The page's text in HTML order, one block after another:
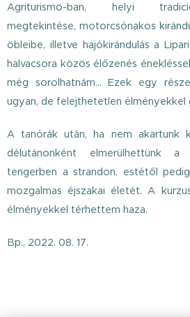
Agriturismo-ban, helyi
megtekintése, motorcsónakos
öbleibe, illetve hajókirándulás a
halvacsora közös élőzenés
még sorolhatnám... Ezek egy
ugyan, de felejthetetlen élményekkel
A tanórák után, ha nem akartunk
délutánonként elmerülhettünk a
tengerben a strandon, estétől
mozgalmas éjszakai életét. A
élményekkel térhettem haza.
Bp., 2022. 08. 17.